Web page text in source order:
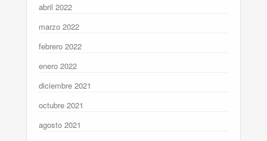
abril 2022
marzo 2022
febrero 2022
enero 2022
diciembre 2021
octubre 2021
agosto 2021